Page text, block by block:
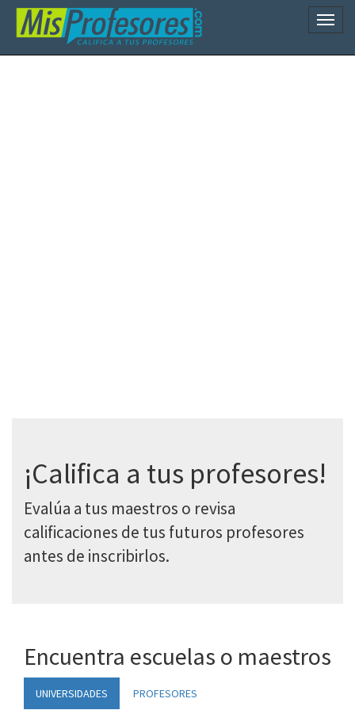
¡Califica a tus profesores!
Evalúa a tus maestros o revisa
calificaciones de tus futuros profesores
antes de inscribirlos.
Encuentra escuelas o maestros
UNIVERSIDADES PROFESORES